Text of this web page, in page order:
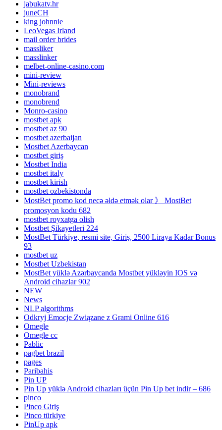
jabukatv.hr
juneCH
king johnnie
LeoVegas Irland
mail order brides
massliker
masslinker
melbet-online-casino.com
mini-review
Mini-reviews
monobrand
monobrend
Monro-casino
mostbet apk
mostbet az 90
mostbet azerbaijan
Mostbet Azerbaycan
mostbet giriş
Mostbet India
mostbet italy
mostbet kirish
mostbet ozbekistonda
MostBet promo kod necə əldə etmək olar 》 MostBet
promosyon kodu 682
mostbet royxatga olish
Mostbet Şikayetleri 224
MostBet Türkiye, resmi site, Giriş, 2500 Liraya Kadar Bonus
93
mostbet uz
Mostbet Uzbekistan
MostBet yüklə Azərbaycanda Mostbet yükləyin IOS və
Android cihazlar 902
NEW
News
NLP algorithms
Odkryj Emocje Związane z Grami Online 616
Omegle
Omegle cc
Pablic
pagbet brazil
pages
Paribahis
Pin UP
Pin Up yüklə Android cihazları üçün Pin Up bet indir – 686
pinco
Pinco Giriş
Pinco türkiye
PinUp apk